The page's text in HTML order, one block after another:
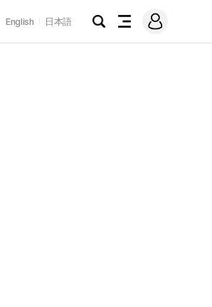
English 日本語
검
전
메
그